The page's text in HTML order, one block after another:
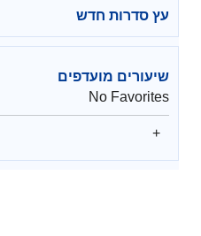
עץ סדרות חדש
שיעורים מועדפים
No Favorites